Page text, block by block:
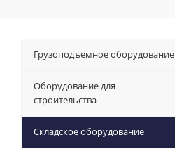
Грузоподъемное оборудование
Оборудование для
строительства
Складское оборудование